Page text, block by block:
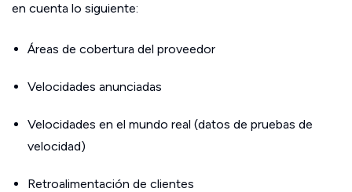
en cuenta lo siguiente:
Áreas de cobertura del proveedor
Velocidades anunciadas
Velocidades en el mundo real (datos de pruebas de
velocidad)
Retroalimentación de clientes